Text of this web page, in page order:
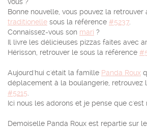
Bonne nouvelle, vous pouvez la retrouver
traditionelle sous la référence #5237
Connaissez-vous son mari ?
Il livre les délicieuses pizzas faites avec
Hérisson, retrouver le sous la référence
Aujourd'hui c'était la famille Panda Roux
déplacement à la boulangerie, retrouvez
#5215
Ici nous les adorons et je pense que
Demoiselle Panda Roux est repartie sur